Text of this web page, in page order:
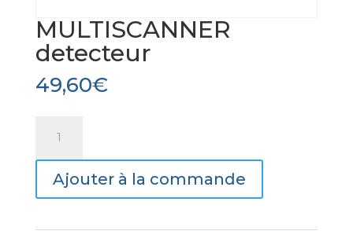
MULTISCANNER
detecteur
49,60€
MULTISCANNER
detecteur
Ajouter à la commande